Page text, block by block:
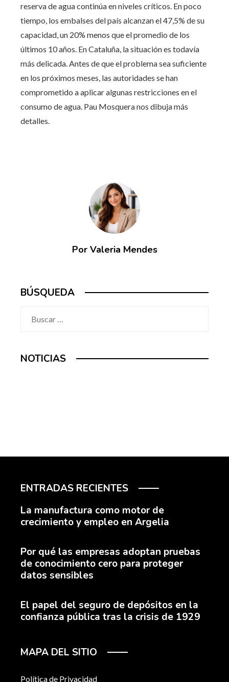
reserva de agua continúa en niveles críticos. En poco
tiempo, los embalses del país alcanzan el 47,5% de su
capacidad, un 20% menos que el promedio de los
últimos 10 años. En Cataluña, la situación es todavía
más delicada. Antes de que el problema sea suficiente
en los próximos meses, las autoridades se han
comprometido a aplicar algunas restricciones en el
consumo de agua. Pau Mosquera nos dibuja más
detalles.
Por Valeria Mendes
BÚSQUEDA
NOTICIAS
ENTRADAS RECIENTES
La manufactura como motor de
crecimiento y empleo en Argelia
Por qué las empresas adoptan pruebas
de conocimiento cero para proteger
datos sensibles
El papel del seguro de depósitos en la
confianza pública tras la crisis de 1929
MAPA DEL SITIO
Política de Privacidad